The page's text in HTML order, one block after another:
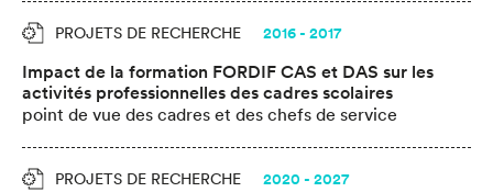
PROJETS DE RECHERCHE 2016 - 2017
Impact de la formation FORDIF CAS et DAS sur les
activités professionnelles des cadres scolaires
point de vue des cadres et des chefs de service
PROJETS DE RECHERCHE 2020 - 2027